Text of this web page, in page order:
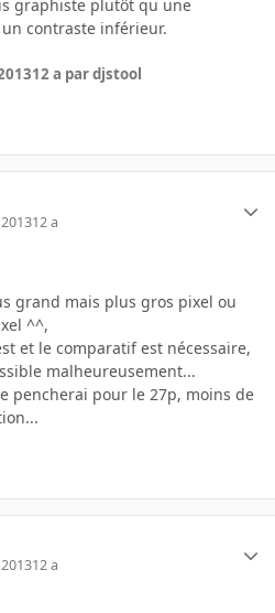
graphiste plutôt qu une
contraste inférieur.
12 a par djstool
12 a
grand mais plus gros pixel ou
^^,
et le comparatif est nécessaire,
malheureusement...
pencherai pour le 27p, moins de
12 a